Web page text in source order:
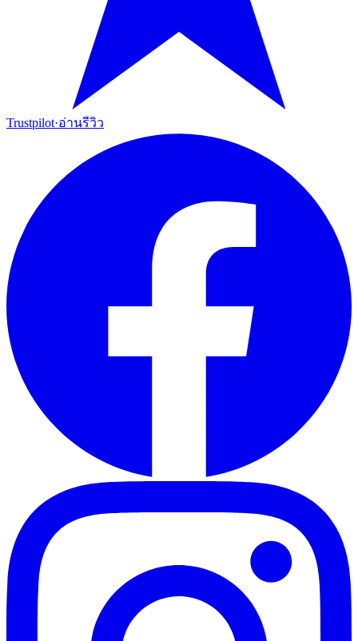
Trustpilot·อ่านรีวิว